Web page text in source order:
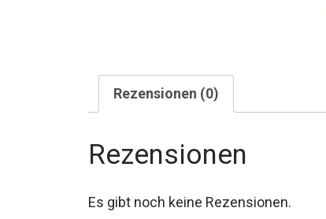
Rezensionen (0)
Rezensionen
Es gibt noch keine Rezensionen.